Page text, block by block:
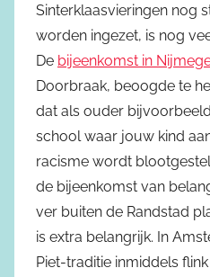
Sinterklaasvieringen nog
worden ingezet, is nog
De bijeenkomst in
Doorbraak, beoogde te
dat als ouder
school waar jouw kind
racisme wordt
de bijeenkomst van
ver buiten de Randstad
is extra belangrijk. In
Piet-traditie inmiddels